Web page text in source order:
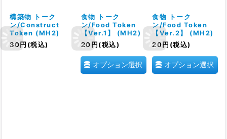
構築物 トーク
ン/Construct
Token (MH2)
30円 (税込)
食物 トーク
ン/Food Token
【Ver.1】 (MH2)
20 円 (税込)
オプション選択
食物 トーク
ン/Food Token
【Ver.2】 (MH2)
20円 (税込)
オプション選択